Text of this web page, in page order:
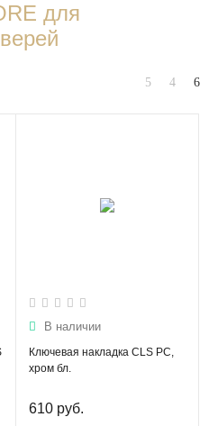
для
В наличии
Ключевая накладка CLS PC,
хром бл.
610 руб.